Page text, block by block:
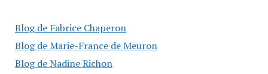
Blog de Fabrice Chaperon
Blog de Marie-France de Meuron
Blog de Nadine Richon